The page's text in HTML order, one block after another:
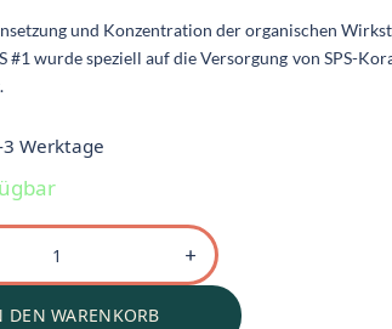
€22,46 €.
und Konzentration der organischen
#1 wurde speziell auf die Versorgung von SPS-
3 Werktage
DEN WARENKORB